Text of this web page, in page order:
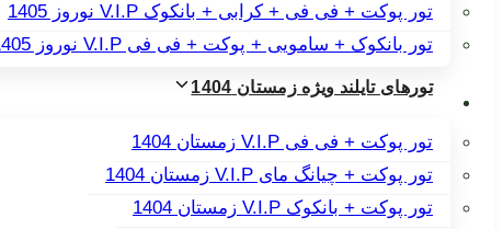
تور پوکت + فی فی + کرابی + بانکوک V.I.P نوروز 1405
تور بانکوک + سامویی + پوکت + فی فی V.I.P نوروز 1405
تورهای تایلند ویژه زمستان 1404
تور پوکت + فی فی V.I.P زمستان 1404
تور پوکت + چیانگ مای V.I.P زمستان 1404
تور پوکت + بانکوک V.I.P زمستان 1404